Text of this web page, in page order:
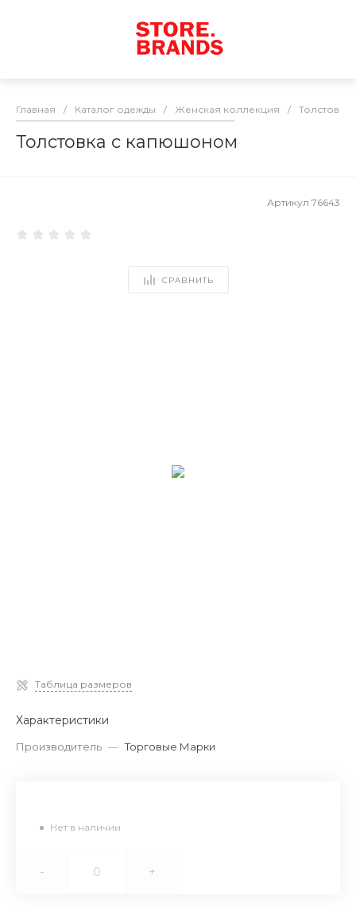
Главная / Каталог одежды / Женская коллекция / Толстовки
Толстовка с капюшоном
Артикул 76643
СРАВНИТЬ
Таблица размеров
Характеристики
Производитель — Торговые Марки
Нет в наличии
- +